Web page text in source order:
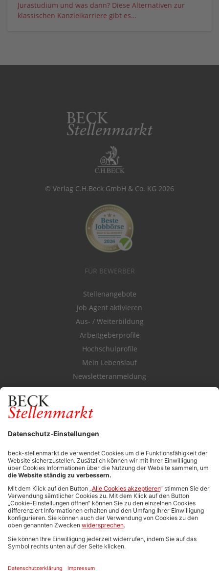
Jurastudium und was dann? Diese Alternativen zur
klassischen Kanzleikarriere gibt es…
© Verlag C.H.Beck GmbH & Co. KG 2026
FÜR BEWERBER
Stellenangebote
Job Agent aktivieren
Aus- / Weiterbildung
Arbeitgeberprofile
Hochschulprofile
Mein Lebenslauf
Newsletteranmeldung
Durchsuchen Sie den Stellenkatalog
FÜR ARBEITGEBER
Stellenmarktpreise
Anzeigen-AGB
Media-Daten
Newsletteranmeldung
Produktübersicht
ALLGEMEIN
FAQs
Impressum